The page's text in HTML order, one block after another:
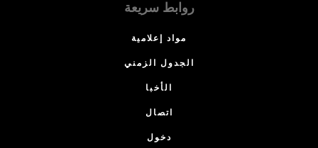
روابط سريعة
مواد إعلامية
الجدول الزمني
الأخبا
اتصال
دخول